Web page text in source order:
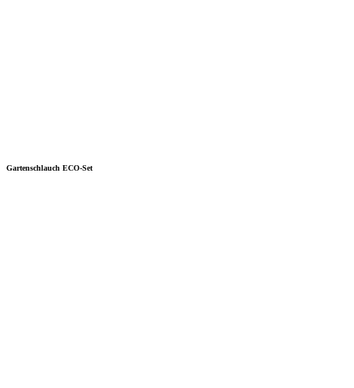
Gartenschlauch ECO-Set